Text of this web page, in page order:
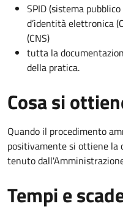
SPID (sistema
d’identità elettronica
(CNS)
tutta la
della pratica.
Cosa si
Quando il procedimento
positivamente si ottiene la
tenuto
Tempi e